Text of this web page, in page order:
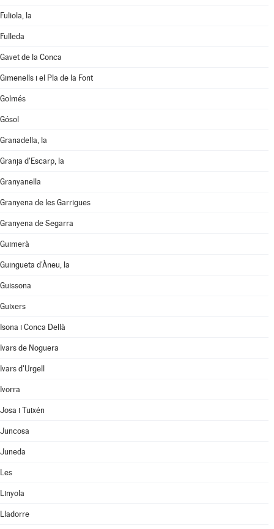
Fuliola, la
Fulleda
Gavet de la Conca
Gimenells i el Pla de la Font
Golmés
Gósol
Granadella, la
Granja d'Escarp, la
Granyanella
Granyena de les Garrigues
Granyena de Segarra
Guimerà
Guingueta d'Àneu, la
Guissona
Guixers
Isona i Conca Dellà
Ivars de Noguera
Ivars d'Urgell
Ivorra
Josa i Tuixén
Juncosa
Juneda
Les
Linyola
Lladorre